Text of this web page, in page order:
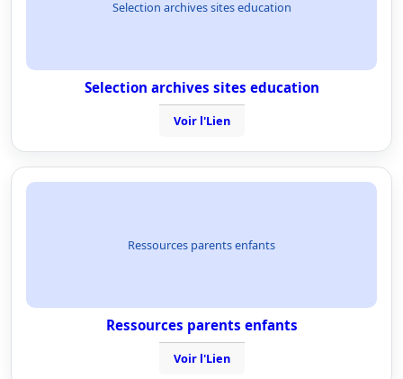
Selection archives sites education
Selection archives sites education
Voir l'Lien
Ressources parents enfants
Ressources parents enfants
Voir l'Lien